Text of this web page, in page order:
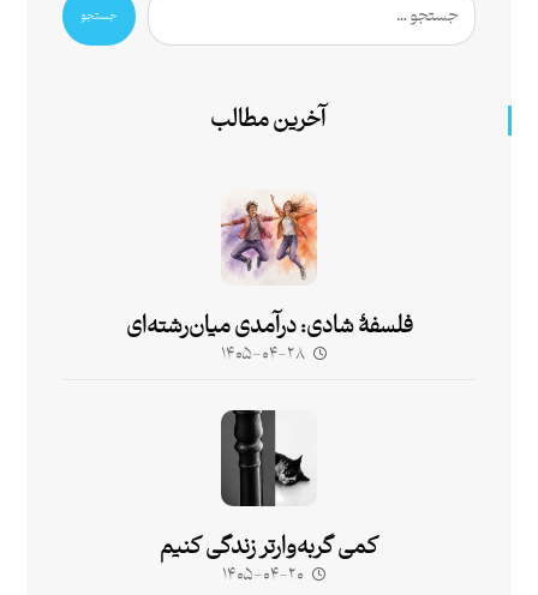
جستجو
آخرین مطالب
فلسفۀ شادی: درآمدی میان‌رشته‌ای
۱۴۰۵-۰۴-۲۸
کمی گربه‌وارتر زندگی کنیم
۱۴۰۵-۰۴-۲۰